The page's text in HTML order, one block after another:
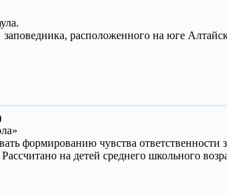
расположенного на юге
формированию чувства
на детей среднего школьного